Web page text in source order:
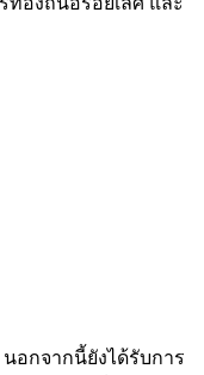
อกจากนี้ยังได้รับการ